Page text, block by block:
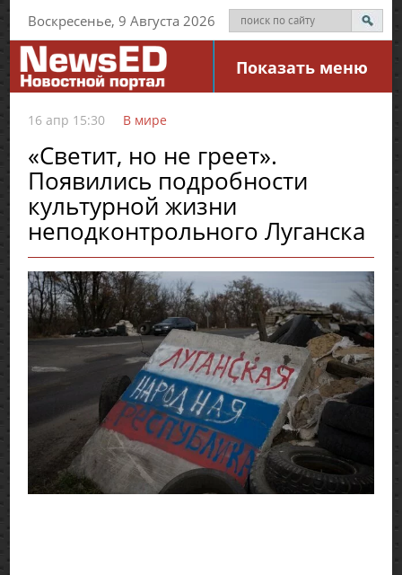
Воскресенье, 9 Августа 2026
Показать меню
16 апр 15:30 В мире
«Светит, но не греет».
Появились подробности
культурной жизни
неподконтрольного Луганска